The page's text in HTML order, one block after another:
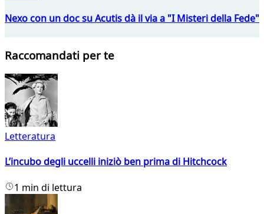
Nexo con un doc su Acutis dà il via a "I Misteri della Fede"
Raccomandati per te
Letteratura
L’incubo degli uccelli iniziò ben prima di Hitchcock
1 min di lettura